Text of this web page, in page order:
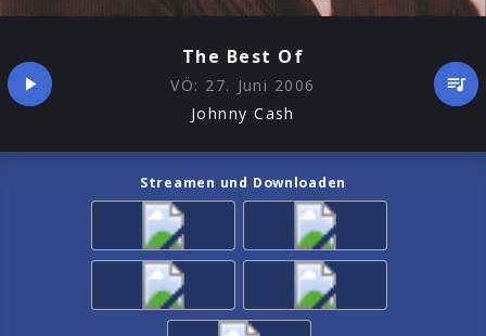
The Best Of
VÖ: 27. Juni 2006
Johnny Cash
Streamen und Downloaden